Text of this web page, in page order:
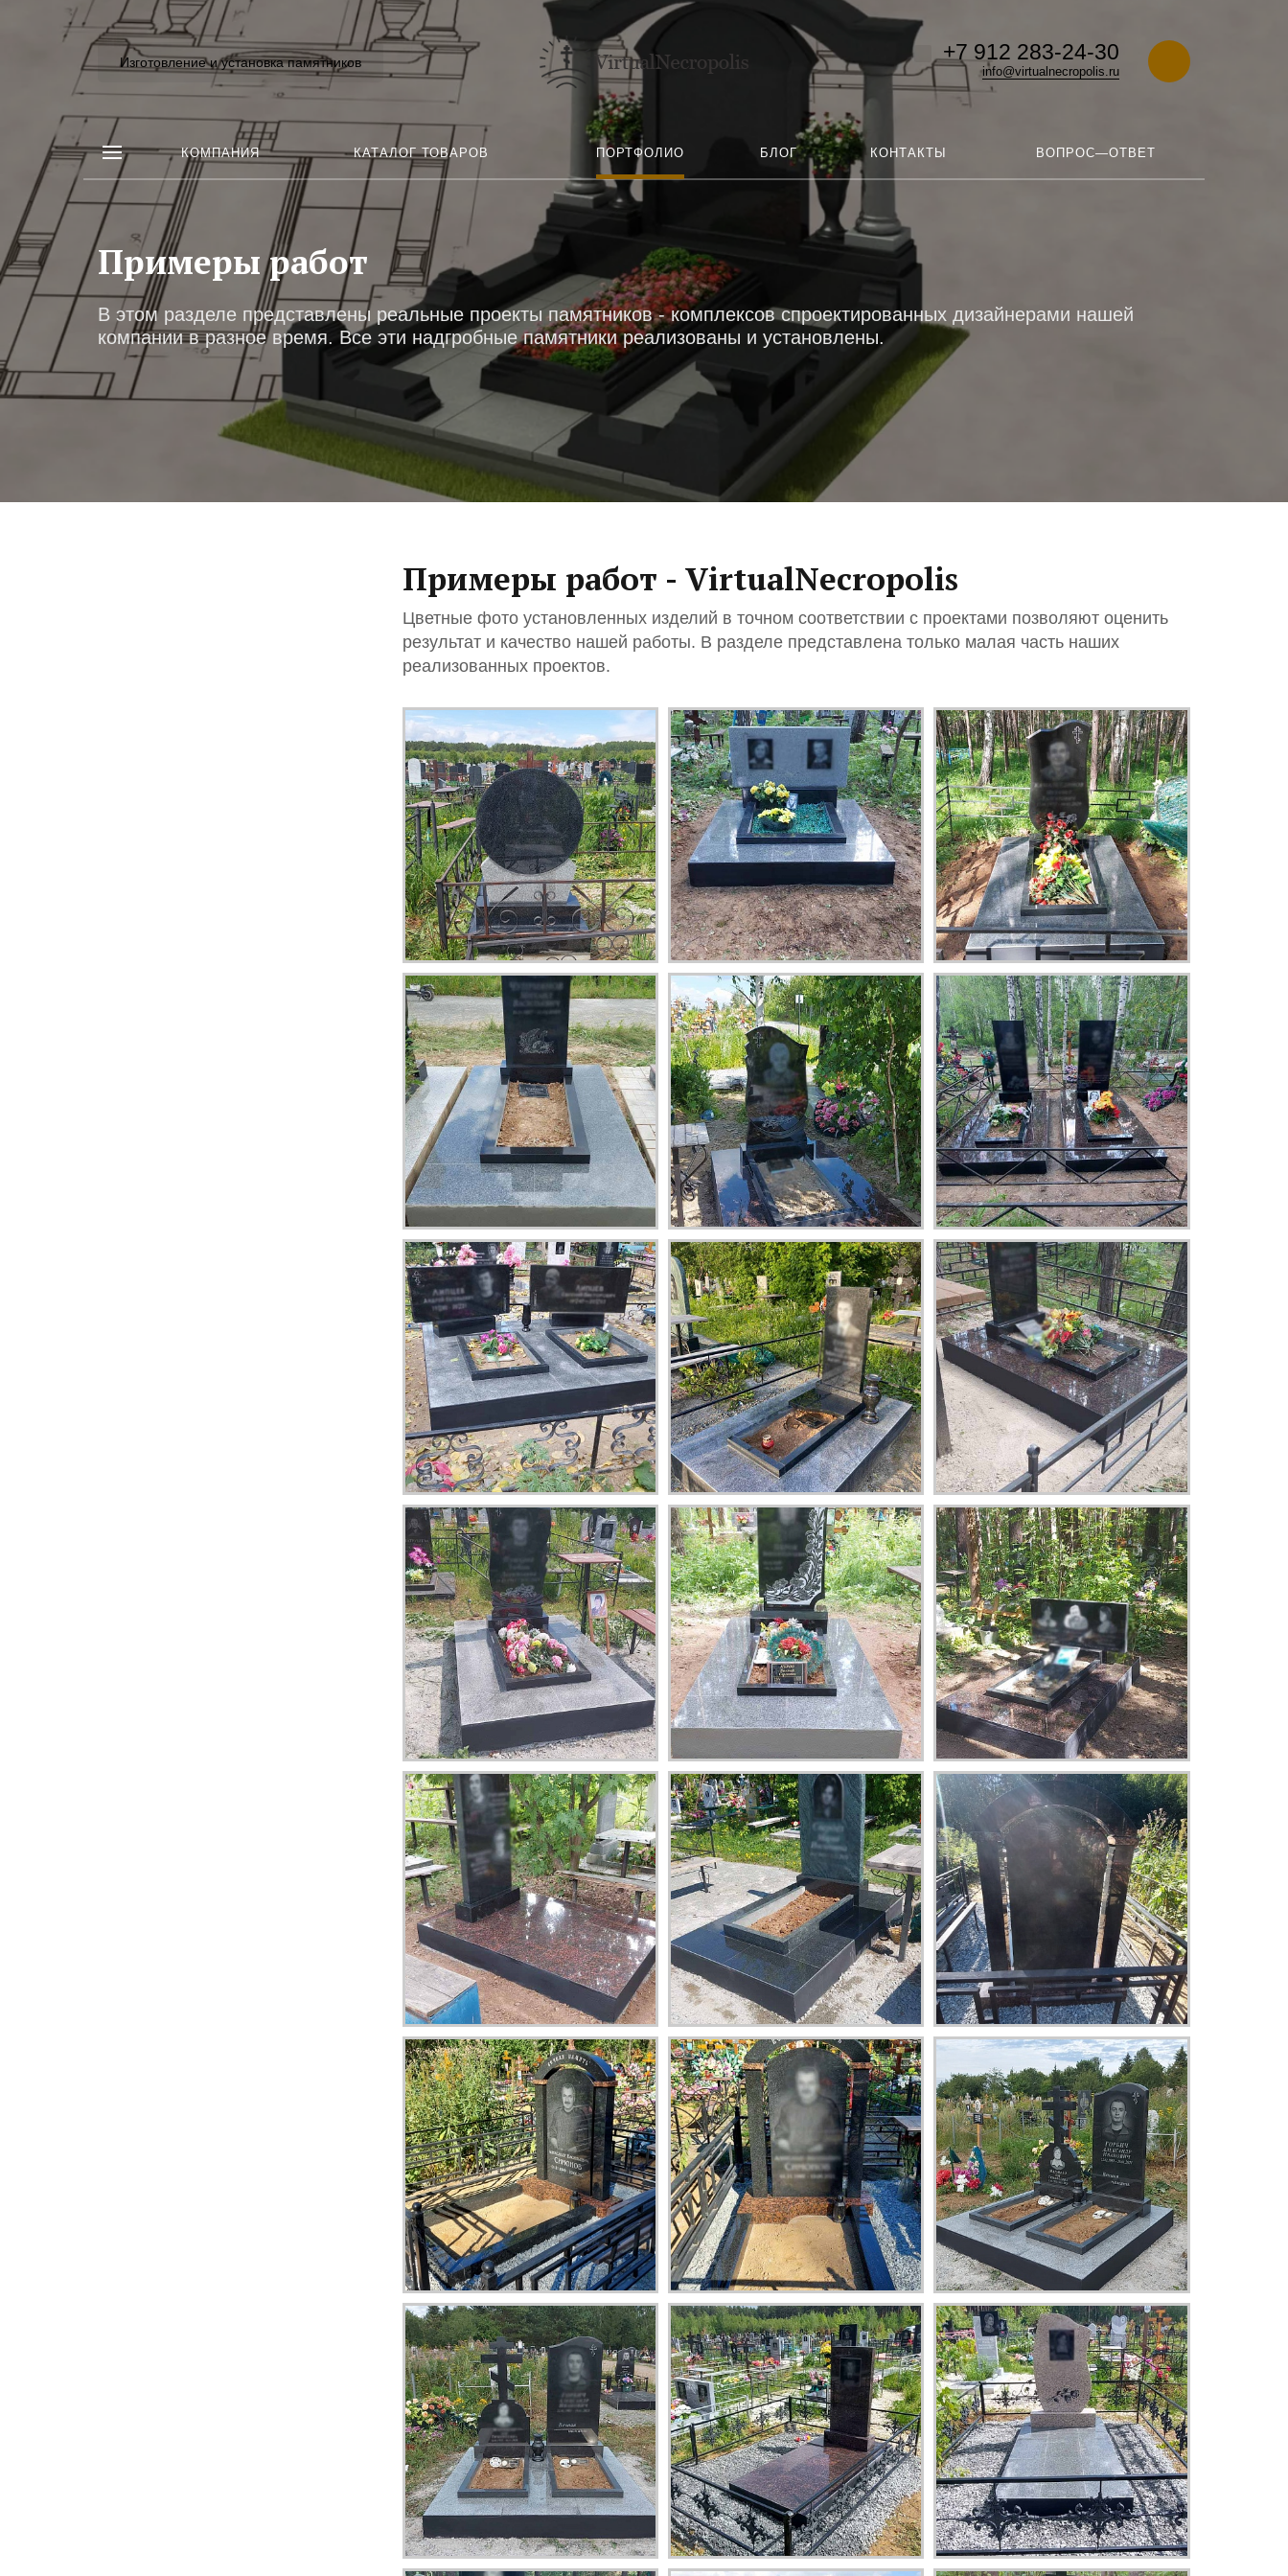
Изготовление и установка памятников +7 912 283-24-30
info@virtualnecropolis.ru
КОМПАНИЯ КАТАЛОГ ТОВАРОВ ПОРТФОЛИО БЛОГ КОНТАКТЫ ВОПРОС—ОТВЕТ
Примеры работ
В этом разделе представлены реальные проекты памятников - комплексов спроектированных дизайнерами нашей
компании в разное время. Все эти надгробные памятники реализованы и установлены.
Примеры работ - VirtualNecropolis
Цветные фото установленных изделий в точном соответствии с проектами позволяют оценить
результат и качество нашей работы. В разделе представлена только малая часть наших
реализованных проектов.